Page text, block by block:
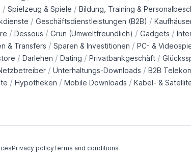
/ Spielzeug & Spiele / Bildung, Training &
/ Geschäftsdienstleistungen (B2B) /
/ Dessous / Grün (Umweltfreundlich) / Gadgets /
& Transfers / Sparen & Investitionen / PC- &
/ Darlehen / Dating / Privatbankgeschäft /
/ Unterhaltungs-Downloads / B2B
/ Hypotheken / Mobile Downloads / Kabel- &
Privacy policyTerms and conditions